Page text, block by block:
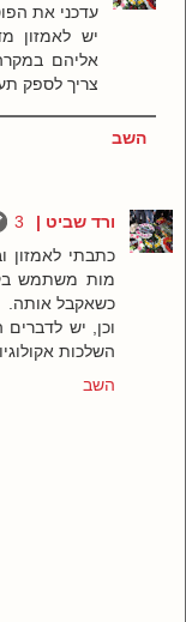
עדכני את
יש לאמזון
אליהם
צריך לספק
השב
ורד שביט | Vered Shavit
3 בדצמבר 2012 בשעה 0:35
כתבתי לאמזון
מות משתמש
כשאקבל אותה.
וכן, יש
השלכות
השב